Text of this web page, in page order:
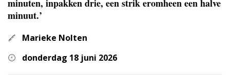
minuten, inpakken drie, een strik eromheen een halve
minuut.’
Marieke Nolten
donderdag 18 juni 2026